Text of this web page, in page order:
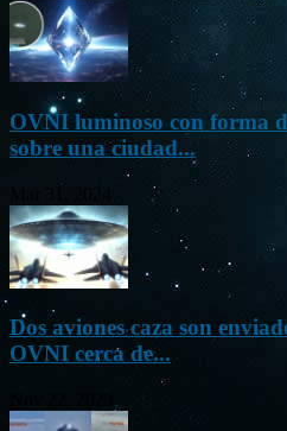
OVNI luminoso con forma
sobre una ciudad...
Dos aviones caza son
OVNI cerca de...